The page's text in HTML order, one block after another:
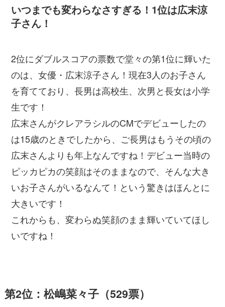
いつまでも変わらなさすぎる！1位は広末涼
子さん！
2位にダブルスコアの票数で堂々の第1位に輝いた
のは、女優・広末涼子さん！現在3人のお子さん
を育てており、長男は高校生、次男と長女は小学
生です！
広末さんがクレアラシルのCMでデビューしたの
は15歳のときでしたから、ご長男はもうその頃の
広末さんよりも年上なんですね！デビュー当時の
ピッカピカの笑顔はそのままなので、そんな大き
いお子さんがいるなんて！という驚きはほんとに
大きいです！
これからも、変わらぬ笑顔のまま輝いていてほし
いですね！
第2位：松嶋菜々子（529票）